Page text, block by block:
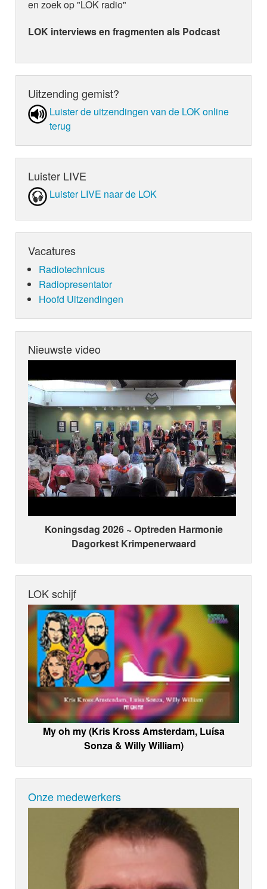
en zoek op "LOK radio"
LOK interviews en fragmenten als Podcast
Uitzending gemist?
Luister de uit­zen­din­gen van de LOK online
terug
Luister LIVE
Luister LIVE naar de LOK
Vacatures
Radiotechnicus
Radiopresentator
Hoofd Uitzendingen
Nieuwste video
Koningsdag 2026 ~ Optreden Harmonie
Dagorkest Krimpenerwaard
LOK schijf
My oh my (Kris Kross Amsterdam, Luísa
Sonza & Willy William)
Onze medewerkers